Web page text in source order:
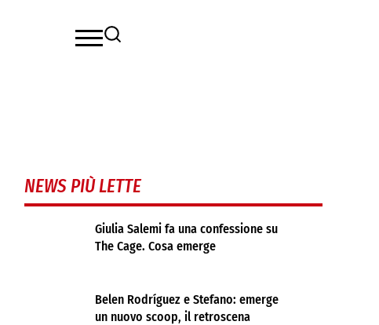
NEWS PIÙ LETTE
Giulia Salemi fa una confessione su
The Cage. Cosa emerge
Belen Rodríguez e Stefano: emerge
un nuovo scoop, il retroscena